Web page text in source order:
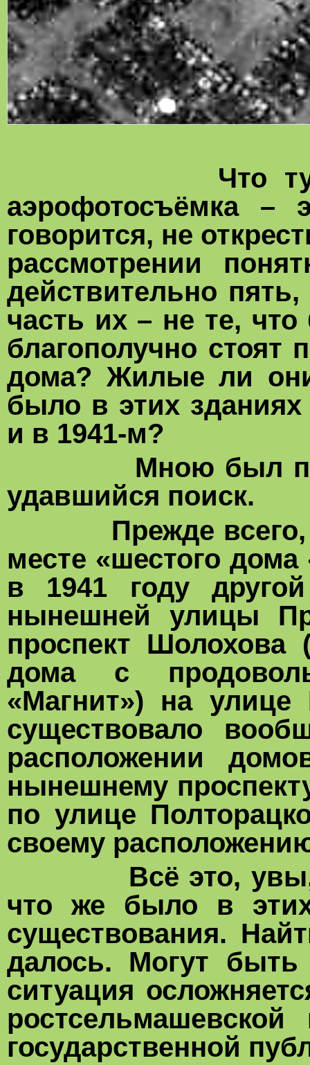
Что тут
аэрофотосъёмка –
говорится, не
рассмотрении
действительно
часть их – не те,
благополучно
дома? Жилые ли
было в этих
и в 1941-м?
Мною был
удавшийся поиск.
Прежде всего,
месте «шестого
в 1941 году
нынешней улицы
проспект Шолохова
дома с
«Магнит») на
существовало
расположении
нынешнему
по улице
своему
Всё это, увы,
что же было в
существования.
далось. Могут
ситуация
государственной